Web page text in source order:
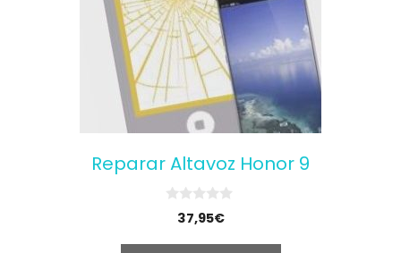
Reparar Altavoz Honor 9
37,95€